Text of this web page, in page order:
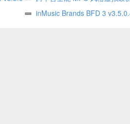
[WiN MAC Linux]
inMusic Brands BFD 3